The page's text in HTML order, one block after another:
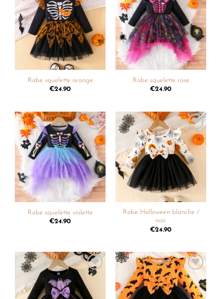
Ajouter
à la
liste de
souhaits
Robe squelette orange
€24.90
Ajouter
à la
liste de
souhaits
Robe squelette rose
€24.90
Ajouter
à la
liste de
souhaits
Robe squelette violette
€24.90
Ajouter
à la
liste de
souhaits
Robe Halloween blanche /
noir
€24.90
Ajouter
liste de
souhaits
Ajouter
à la
liste de
souhaits